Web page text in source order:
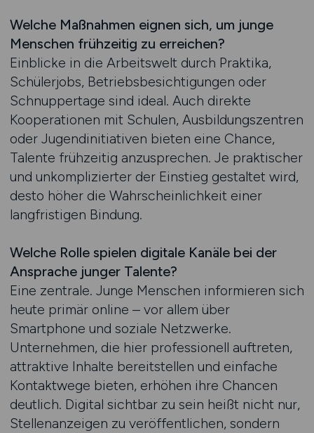
Welche Maßnahmen eignen sich, um junge
Menschen frühzeitig zu erreichen?
Einblicke in die Arbeitswelt durch Praktika,
Schülerjobs, Betriebsbesichtigungen oder
Schnuppertage sind ideal. Auch direkte
Kooperationen mit Schulen, Ausbildungszentren
oder Jugendinitiativen bieten eine Chance,
Talente frühzeitig anzusprechen. Je praktischer
und unkomplizierter der Einstieg gestaltet wird,
desto höher die Wahrscheinlichkeit einer
langfristigen Bindung.
Welche Rolle spielen digitale Kanäle bei der
Ansprache junger Talente?
Eine zentrale. Junge Menschen informieren sich
heute primär online – vor allem über
Smartphone und soziale Netzwerke.
Unternehmen, die hier professionell auftreten,
attraktive Inhalte bereitstellen und einfache
Kontaktwege bieten, erhöhen ihre Chancen
deutlich. Digital sichtbar zu sein heißt nicht nur,
Stellenanzeigen zu veröffentlichen, sondern